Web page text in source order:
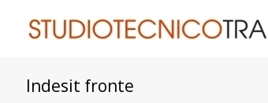
Indesit fronte